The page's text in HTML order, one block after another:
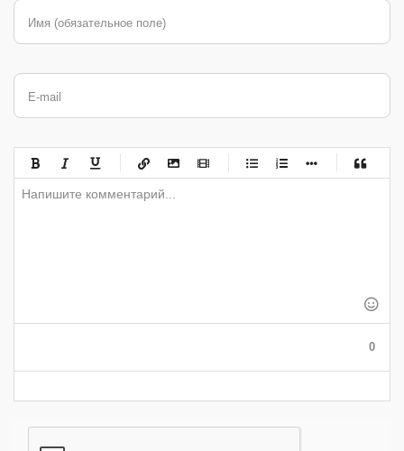
Имя (обязательное поле)
E-mail
-
-
-
0